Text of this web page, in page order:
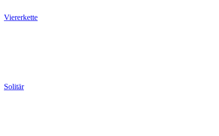
Viererkette
Solitär